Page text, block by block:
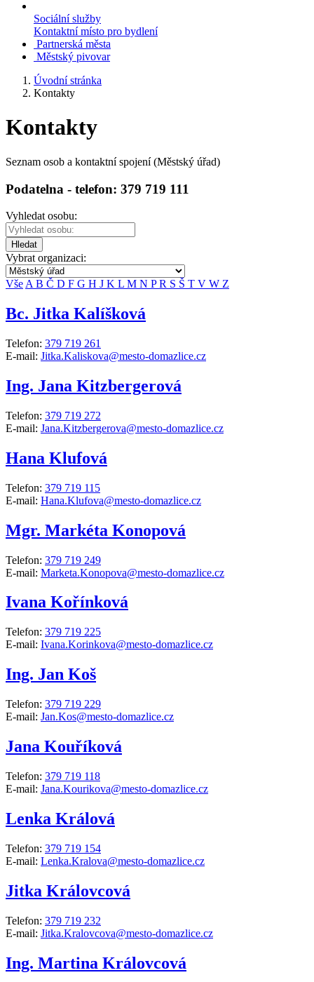
Sociální služby
Kontaktní místo pro bydlení
Partnerská města
Městský pivovar
Úvodní stránka
Kontakty
Kontakty
Seznam osob a kontaktní spojení (Městský úřad)
Podatelna - telefon: 379 719 111
Vyhledat osobu:
Hledat
Vybrat organizaci:
Vše A B Č D F G H J K L M N PR S Š T V W Z
Bc. Jitka Kalíšková
Telefon: 379 719 261
E-mail: Jitka.Kaliskova@mesto-domazlice.cz
Ing. Jana Kitzbergerová
Telefon: 379 719 272
E-mail: Jana.Kitzbergerova@mesto-domazlice.cz
Hana Klufová
Telefon: 379 719 115
E-mail: Hana.Klufova@mesto-domazlice.cz
Mgr. Markéta Konopová
Telefon: 379 719 249
E-mail: Marketa.Konopova@mesto-domazlice.cz
Ivana Kořínková
Telefon: 379 719 225
E-mail: Ivana.Korinkova@mesto-domazlice.cz
Ing. Jan Koš
Telefon: 379 719 229
E-mail: Jan.Kos@mesto-domazlice.cz
Jana Kouříková
Telefon: 379 719 118
E-mail: Jana.Kourikova@mesto-domazlice.cz
Lenka Králová
Telefon: 379 719 154
E-mail: Lenka.Kralova@mesto-domazlice.cz
Jitka Královcová
Telefon: 379 719 232
E-mail: Jitka.Kralovcova@mesto-domazlice.cz
Ing. Martina Královcová